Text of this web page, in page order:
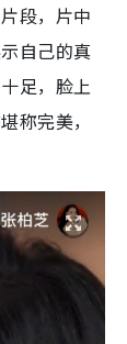
段，片中
自己的真
足，脸上
称完美，